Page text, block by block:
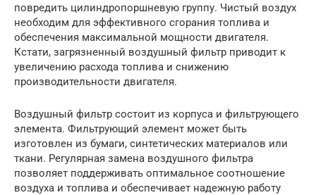
повредить цилиндропоршневую группу. Чистый воздух
необходим для эффективного сгорания топлива и
обеспечения максимальной мощности двигателя.
Кстати, загрязненный воздушный фильтр приводит к
увеличению расхода топлива и снижению
производительности двигателя.
Воздушный фильтр состоит из корпуса и фильтрующего
элемента. Фильтрующий элемент может быть
изготовлен из бумаги, синтетических материалов или
ткани. Регулярная замена воздушного фильтра
позволяет поддерживать оптимальное соотношение
воздуха и топлива и обеспечивает надежную работу